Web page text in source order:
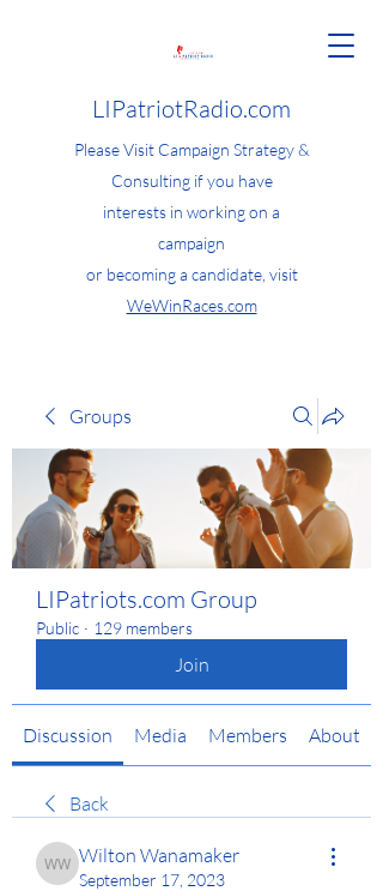
LIPatriotRadio.com
Please Visit Campaign Strategy &
Consulting if you have
interests in working on a
campaign
or becoming a candidate, visit
WeWinRaces.com
Groups
LIPatriots.com Group
Public · 129 members
Join
Discussion Media Members About
Back
Wilton Wanamaker
Wilton Wanamaker
September 17, 2023